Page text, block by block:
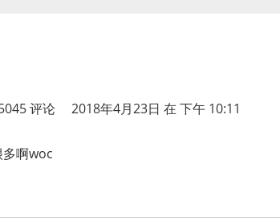
评论 2018年4月23日 在 下午 10:11
啊woc